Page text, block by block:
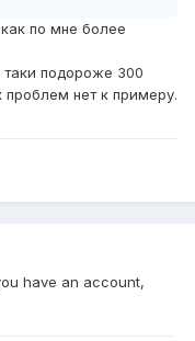
по мне более
подороже 300
нет к примеру.
have an account,